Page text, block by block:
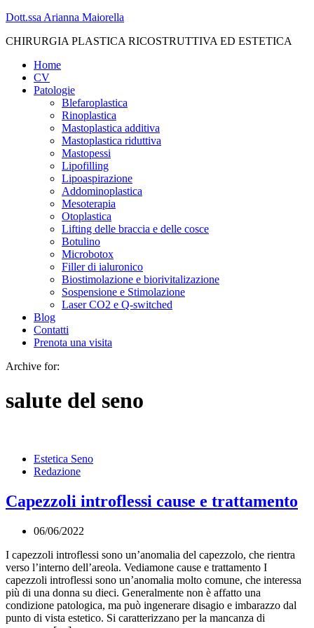
Skip
content
Dott.ssa Arianna Maiorella
CHIRURGIA PLASTICA RICOSTRUTTIVA ED ESTETICA
Close
Home
CV
Patologie
Blefaroplastica
Rinoplastica
Mastoplastica additiva
Mastoplastica riduttiva
Mastopessi
Lipofilling
Lipoaspirazione
Addominoplastica
Mesoterapia
Otoplastica
Lifting delle braccia e delle cosce
Botulino
Microbotox
Filler di ialuronico
Biostimolazione e biorivitalizazione
Sospensione e Stimolazione
Laser CO2 e Q-switched
Blog
Contatti
Prenota una visita
Archive for:
salute del seno
Estetica Seno
Redazione
Capezzoli introflessi cause e trattamento
06/06/2022
I capezzoli introflessi sono un’anomalia del capezzolo, che rientra
verso l’interno dell’areola. Vediamone cause e trattamento I
capezzoli introflessi sono un’anomalia molto comune, che interessa
più di una donna su dieci. Generalmente non è affatto una
condizione patologica, ma può ingenerare disagio e imbarazzo dal
punto di vista estetico. Si caratterizzano per la mancanza di